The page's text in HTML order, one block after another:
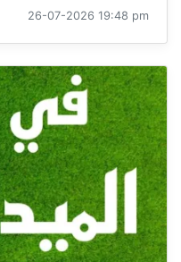
26-07-2026 19:48 pm